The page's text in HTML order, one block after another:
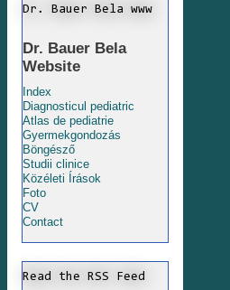
Dr. Bauer Bela www
Dr. Bauer Bela
Website
Index
Diagnosticul pediatric
Atlas de pediatrie
Gyermekgondozás
Böngésző
Studii clinice
Közéleti Írások
Foto
CV
Contact
Read the RSS Feed